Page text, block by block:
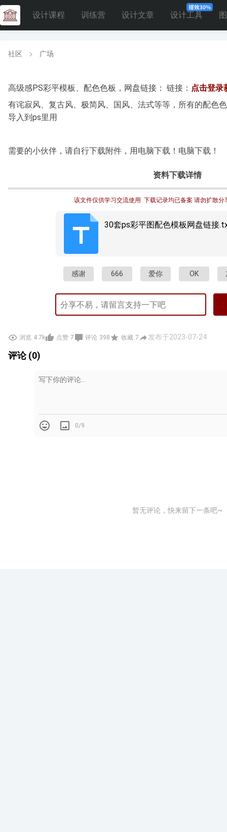
设计课程 训练营 设计文章 设计工具
社区 广场
高级感PS彩平模板、配色色板，网盘链接： 链接： 点击登录
有诧寂风、复古风、极简风、国风、法式等等，所有的配色
导入到ps里用
需要的小伙伴，请自行下载附件，用电脑下载！电脑下载！
资料下载详情
该文件仅供学习交流使用  下载记录均已备案 请勿扩散分
30套ps彩平图配色模板网盘链接
感谢 666 爱你 OK
浏览 4.7k 点赞 7 评论 398 收藏 7 发布于2023-07-24
评论 (0)
0/9
暂无评论，快来留下一条吧~